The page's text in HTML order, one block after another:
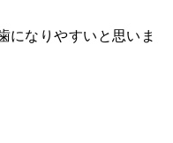
になりやすいと思いま